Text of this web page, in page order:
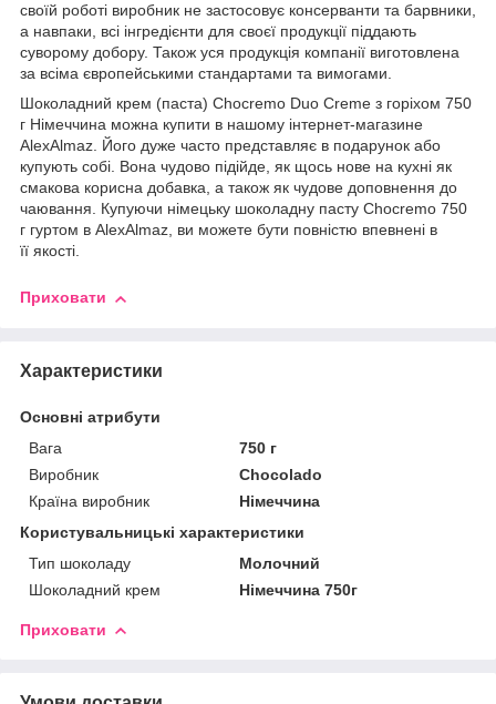
своїй роботі виробник не застосовує консерванти та барвники,
а навпаки, всі інгредієнти для своєї продукції піддають
суворому добору. Також уся продукція компанії виготовлена
за всіма європейськими стандартами та вимогами.
Шоколадний крем (паста) Chocremo Duo Creme з горіхом 750
г Німеччина можна купити в нашому інтернет-магазине
AlexAlmaz. Його дуже часто представляє в подарунок або
купують собі. Вона чудово підійде, як щось нове на кухні як
смакова корисна добавка, а також як чудове доповнення до
чаювання. Купуючи німецьку шоколадну пасту Chocremo 750
г гуртом в AlexAlmaz, ви можете бути повністю впевнені в
її якості.
Приховати
Характеристики
Основні атрибути
Вага
750 г
Виробник
Chocolado
Країна виробник
Німеччина
Користувальницькі характеристики
Тип шоколаду
Молочний
Шоколадний крем
Німеччина 750г
Приховати